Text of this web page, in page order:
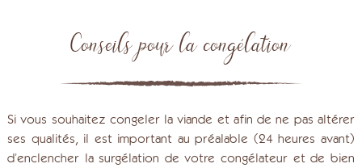
Conseils pour la congélation
Si vous souhaitez congeler la viande et afin de ne pas altérer
ses qualités, il est important au préalable (24 heures avant)
d’enclencher la surgélation de votre congélateur et de bien